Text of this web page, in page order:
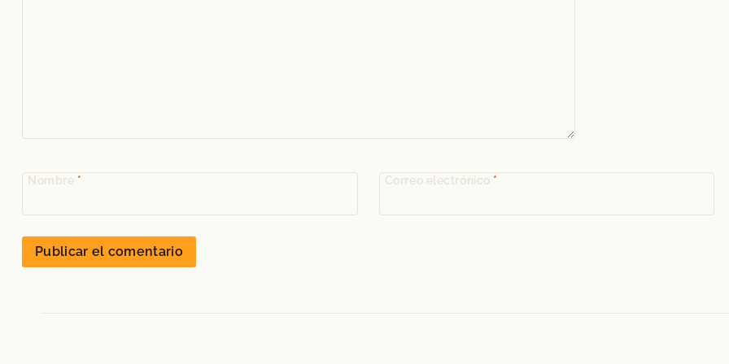
Nombre * Correo electrónico *